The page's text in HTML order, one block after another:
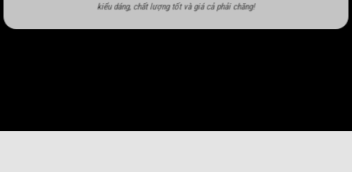
kiểu dáng, chất lượng tốt và giá cả phải chăng!